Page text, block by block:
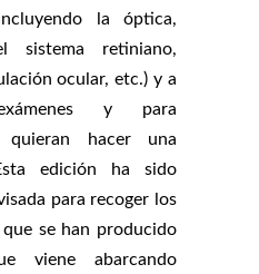
la óptica,
sistema retiniano,
ocular, etc.) y a
y para
quieran hacer una
edición ha sido
para recoger los
que se han producido
viene abarcando